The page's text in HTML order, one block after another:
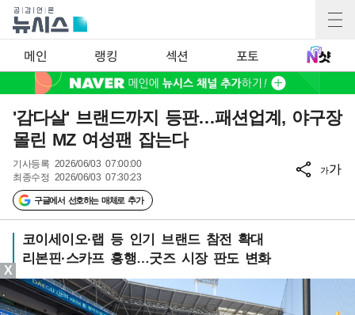
메인 랭킹 섹션 포토
'감다살' 브랜드까지 등판…패션업계, 야구장
몰린 MZ 여성팬 잡는다
기사등록 2026/06/03 07:00:00
최종수정 2026/06/03 07:30:23
구글에서 선호하는 매체로 추가
가가
코이세이오·랩 등 인기 브랜드 참전 확대
리본핀·스카프 흥행…굿즈 시장 판도 변화
X